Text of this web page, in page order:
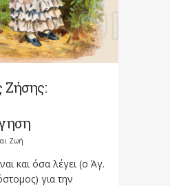
Ζήσης:
Ζωή
και όσα λέγει (ο Άγ.
για την